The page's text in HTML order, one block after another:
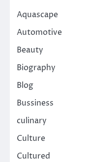
Aquascape
Automotive
Beauty
Biography
Blog
Bussiness
culinary
Culture
Cultured